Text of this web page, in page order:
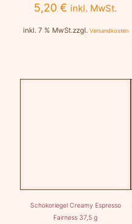
5,20€ inkl. MwSt.
inkl. 7 % MwSt.zzgl. Versandkosten
Schokoriegel Creamy Espresso
Fairness 37,5 g